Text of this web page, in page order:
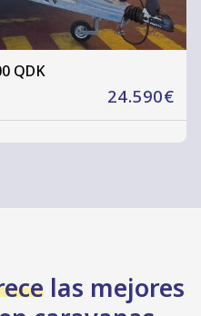
QDK
24.590€
las mejores